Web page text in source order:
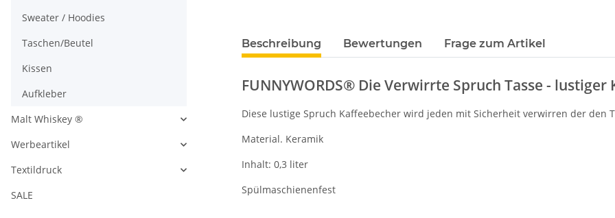
Beschreibung Bewertungen Frage zum Artikel
FUNNYWORDS® Die Verwirrte Spruch Tasse - lustiger
Diese lustige Spruch Kaffeebecher wird jeden mit Sicherheit verwirren der den
Material. Keramik
Inhalt: 0,3 liter
Spülmaschienenfest
Sweater / Hoodies
Taschen/Beutel
Kissen
Aufkleber
Malt Whiskey ®
Werbeartikel
Textildruck
SALE